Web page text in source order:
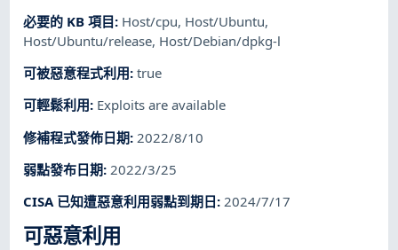
必要的 KB 項目: Host/cpu, Host/Ubuntu,
Host/Ubuntu/release, Host/Debian/dpkg-l
可被惡意程式利用:true
可輕鬆利用: Exploits are available
修補程式發佈日期: 2022/8/10
弱點發布日期:2022/3/25
CISA 已知遭惡意利用弱點到期日:2024/7/17
可惡意利用